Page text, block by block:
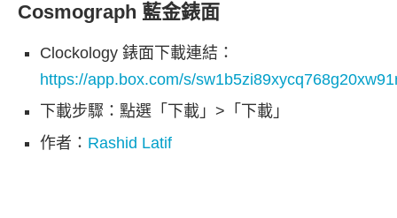
Cosmograph 藍金錶面
Clockology 錶面下載連結：
https://app.box.com/s/
下載步驟：點選「下載」>「下載」
作者： Rashid Latif